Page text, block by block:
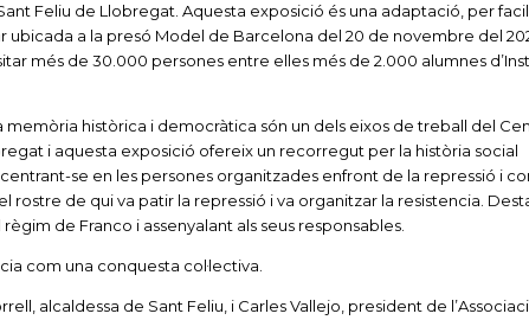
Feliu de Llobregat. Aquesta exposició és una adaptació, per
ubicada a la presó Model de Barcelona del 20 de novembre del
més de 30.000 persones entre elles més de 2.000 alumnes
memòria històrica i democràtica són un dels eixos de treball del
i aquesta exposició ofereix un recorregut per la història social
se en les persones organitzades enfront de la repressió i
rostre de qui va patir la repressió i va organitzar la resistencia.
de Franco i assenyalant als seus responsables.
com una conquesta col·lectiva.
alcaldessa de Sant Feliu, i Carles Vallejo, president de